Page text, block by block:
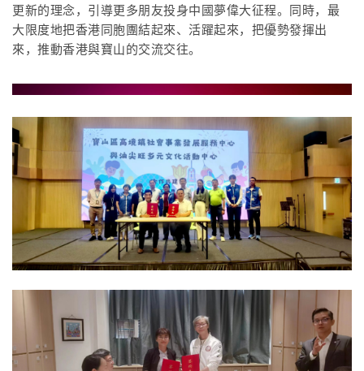
更新的理念，引導更多朋友投身中國夢偉大征程。同時，最
大限度地把香港同胞團結起來、活躍起來，把優勢發揮出
來，推動香港與寶山的交流交往。